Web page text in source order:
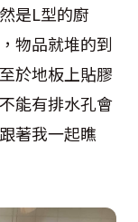
是L型的廚
物品就堆的到
於地板上貼膠
能有排水孔會
著我一起瞧